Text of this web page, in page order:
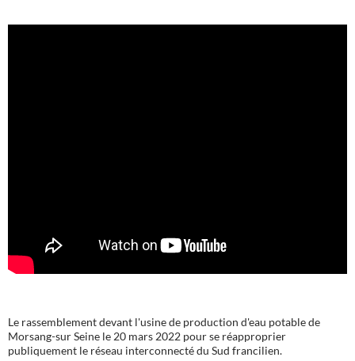
Le rassemblement devant l'usine de production d'eau potable de
Morsang-sur Seine le 20 mars 2022 pour se réapproprier
publiquement le réseau interconnecté du Sud francilien.